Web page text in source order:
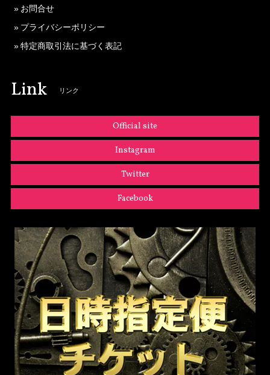
お問合せ
プライバシーポリシー
特定商取引法に基づく表記
Link リンク
Official site
Instagram
Twitter
Facebook